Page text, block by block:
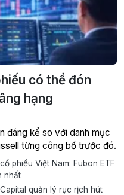
có thể đón
hạng
đáng kể so với danh mục
từng công bố trước đó.
phiếu Việt Nam: Fubon ETF
nhất
quản lý rục rịch hút